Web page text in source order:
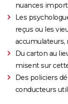
nuances
Les
reçus ou les
Du carton au
misent sur
Des policiers
conducteurs